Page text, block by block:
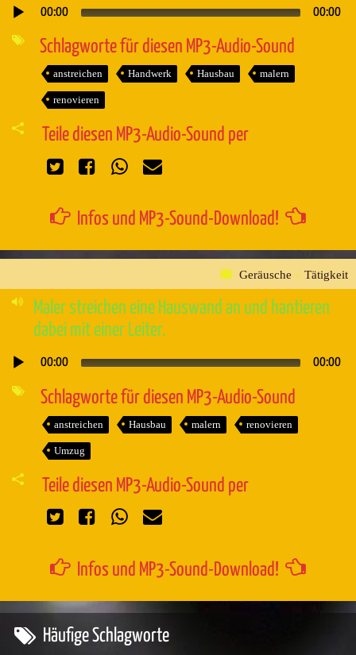
Audio-
00:00 00:00
Schlagworte für diesen MP3-Audio-Sound
anstreichen Handwerk Hausbau malern
renovieren
Teile diesen MP3-Audio-Sound per
Infos und MP3-Sound-Download!
Geräusche » Tätigkeit
Maler streichen eine Hauswand an und hantieren
dabei mit einer Leiter.
Audio-
00:00 00:00
Schlagworte für diesen MP3-Audio-Sound
anstreichen Hausbau malern renovieren
Umzug
Teile diesen MP3-Audio-Sound per
Infos und MP3-Sound-Download!
Häufige Schlagworte